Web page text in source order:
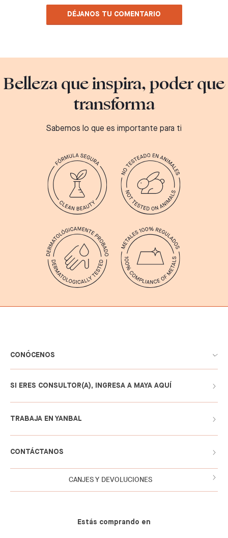
DÉJANOS TU COMENTARIO
Belleza que inspira, poder que
transforma
Sabemos lo que es importante para ti
CONÓCENOS
SI ERES CONSULTOR(A), INGRESA A MAYA AQUÍ
TRABAJA EN YANBAL
CONTÁCTANOS
CANJES Y DEVOLUCIONES
Estás comprando en